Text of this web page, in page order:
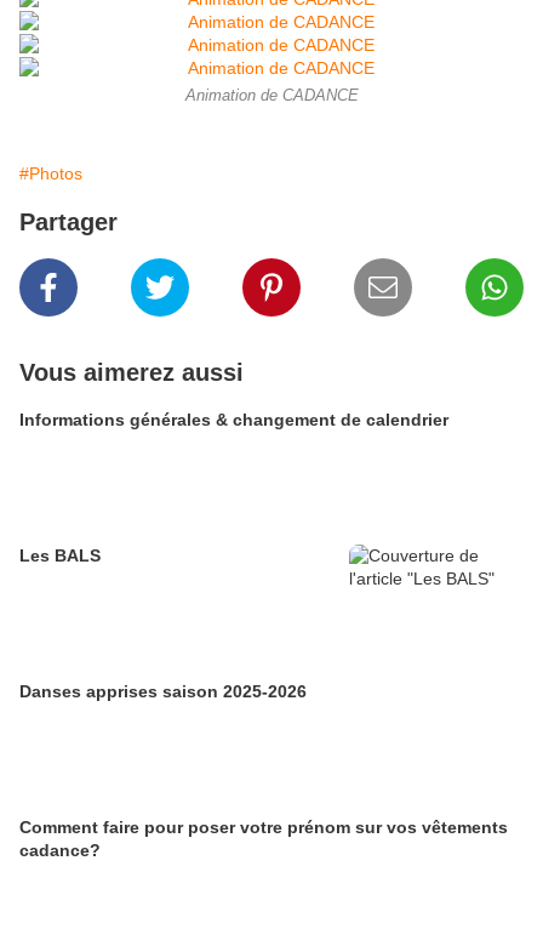
Animation de CADANCE
#Photos
Partager
Vous aimerez aussi
Informations générales & changement de calendrier
Les BALS
Danses apprises saison 2025-2026
Comment faire pour poser votre prénom sur vos vêtements
cadance?